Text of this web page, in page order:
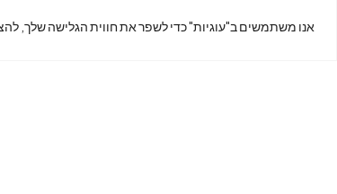
אנו משתמשים ב"עוגיות" כדי לשפר את חווית הגלישה שלך,